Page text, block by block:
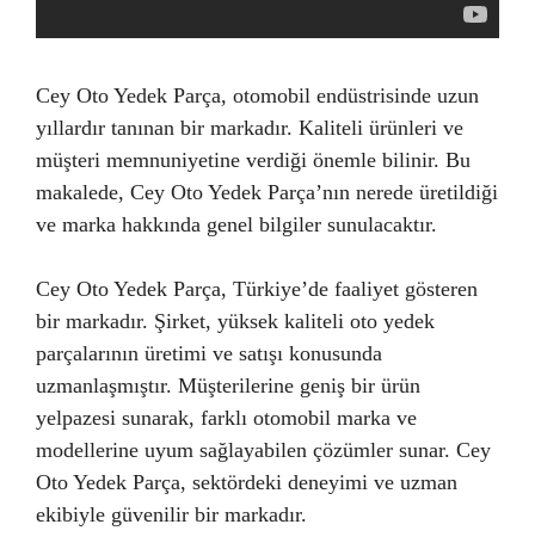
Cey Oto Yedek Parça, otomobil endüstrisinde uzun
yıllardır tanınan bir markadır. Kaliteli ürünleri ve
müşteri memnuniyetine verdiği önemle bilinir. Bu
makalede, Cey Oto Yedek Parça’nın nerede üretildiği
ve marka hakkında genel bilgiler sunulacaktır.
Cey Oto Yedek Parça, Türkiye’de faaliyet gösteren
bir markadır. Şirket, yüksek kaliteli oto yedek
parçalarının üretimi ve satışı konusunda
uzmanlaşmıştır. Müşterilerine geniş bir ürün
yelpazesi sunarak, farklı otomobil marka ve
modellerine uyum sağlayabilen çözümler sunar. Cey
Oto Yedek Parça, sektördeki deneyimi ve uzman
ekibiyle güvenilir bir markadır.